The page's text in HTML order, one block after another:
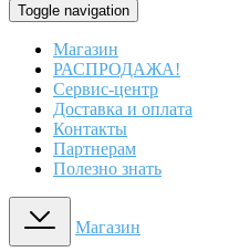
Toggle navigation
Магазин
РАСПРОДАЖА!
Сервис-центр
Доставка и оплата
Контакты
Партнерам
Полезно знать
Магазин